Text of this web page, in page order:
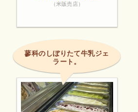
（米販売店）
蓼科のしぼりたて牛乳ジェ
ラート。